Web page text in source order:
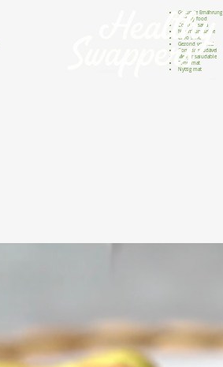
Gesunde Ernährung
Healthy food
Comida sana
Nourriture saine
Cibo sano
Gezond voedsel
Comida saudável
Menjar saludable
Sunn mat
Nyttig mat